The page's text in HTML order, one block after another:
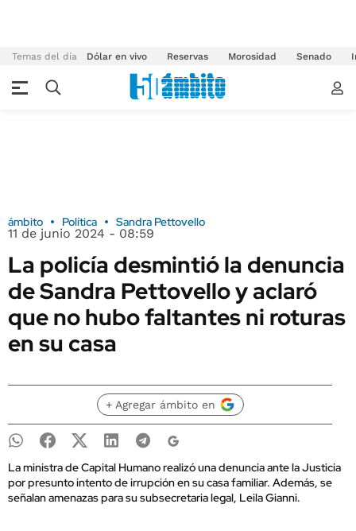
Temas del día Dólar en vivo Reservas Morosidad Senado
ámbito Política Sandra Pettovello
11 de junio 2024 - 08:59
La policía desmintió la denuncia
de Sandra Pettovello y aclaró
que no hubo faltantes ni roturas
en su casa
+ Agregar ámbito en
La ministra de Capital Humano realizó una denuncia ante la Justicia
por presunto intento de irrupción en su casa familiar. Además, se
señalan amenazas para su subsecretaria legal, Leila Gianni.